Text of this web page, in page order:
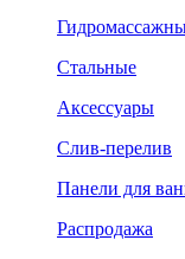
Стальные
Аксессуары
Слив-перелив
Панели для
Распродажа